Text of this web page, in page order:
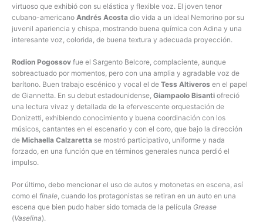
virtuoso que exhibió con su elástica y flexible voz. El joven tenor
cubano-americano Andrés Acosta dio vida a un ideal Nemorino por su
juvenil apariencia y chispa, mostrando buena química con Adina y una
interesante voz, colorida, de buena textura y adecuada proyección.
Rodion Pogossov fue el Sargento Belcore, complaciente, aunque
sobreactuado por momentos, pero con una amplia y agradable voz de
barítono. Buen trabajo escénico y vocal el de Tess Altiveros en el papel
de Giannetta. En su debut estadounidense, Giampaolo Bisanti ofreció
una lectura vivaz y detallada de la efervescente orquestación de
Donizetti, exhibiendo conocimiento y buena coordinación con los
músicos, cantantes en el escenario y con el coro, que bajo la dirección
de Michaella Calzaretta se mostró participativo, uniforme y nada
forzado, en una función que en términos generales nunca perdió el
impulso.
Por último, debo mencionar el uso de autos y motonetas en escena, así
como el finale, cuando los protagonistas se retiran en un auto en una
escena que bien pudo haber sido tomada de la película Grease
(Vaselina).